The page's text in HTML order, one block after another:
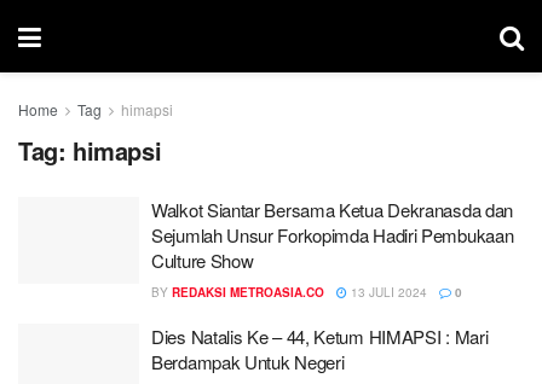
Home Tag himapsi
Tag: himapsi
Walkot Siantar Bersama Ketua Dekranasda dan
Sejumlah Unsur Forkopimda Hadiri Pembukaan
Culture Show
BY REDAKSI METROASIA.CO 13 JULI 2024 0
Dies Natalis Ke – 44, Ketum HIMAPSI : Mari
Berdampak Untuk Negeri